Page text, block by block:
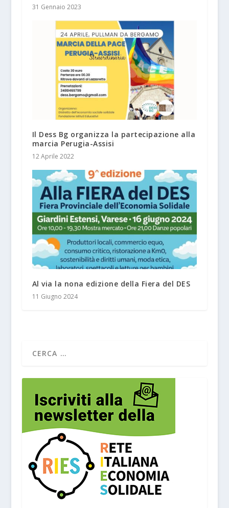
31 Gennaio 2023
Il Dess Bg organizza la partecipazione alla
marcia Perugia-Assisi
12 Aprile 2022
Al via la nona edizione della Fiera del DES
11 Giugno 2024